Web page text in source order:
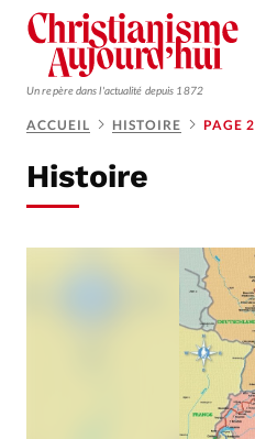
Un repère dans l'actualité depuis 1872
Monde
ACCUEIL HISTOIRE PAGE 2
Histoire